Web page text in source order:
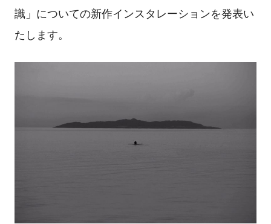
識」についての新作インスタレーションを発表い
たします。